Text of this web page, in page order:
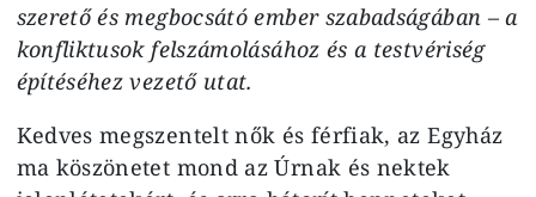
szerető és megbocsátó ember szabadságában – a
konfliktusok felszámolásához és a testvériség
építéséhez vezető utat.
Kedves megszentelt nők és férfiak, az Egyház
ma köszönetet mond az Úrnak és nektek